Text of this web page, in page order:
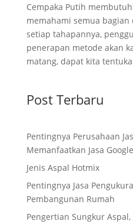
Cempaka Putih
memahami semua
setiap tahapannya,
penerapan metode akan
matang, dapat kita
Post Terbaru
Pentingnya Perusahaan
Memanfaatkan Jasa
Jenis Aspal Hotmix
Pentingnya Jasa
Pembangunan Rumah
Pengertian Sungkur